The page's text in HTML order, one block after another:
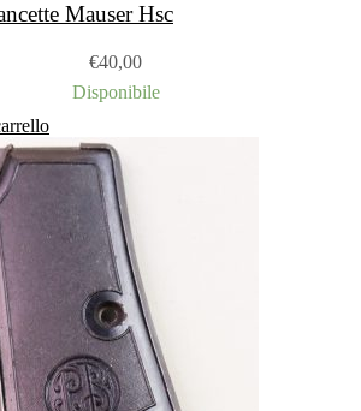
Mauser Hsc
€40,00
Disponibile